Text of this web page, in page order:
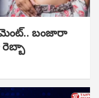
బంజారా
రెబ్బా